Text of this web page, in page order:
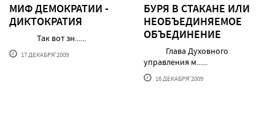
МИФ ДЕМОКРАТИИ -
ДИКТОКРАТИЯ
Так вот зн......
17 ДЕКАБРЯ'2009
БУРЯ В СТАКАНЕ ИЛИ
НЕОБЪЕДИНЯЕМОЕ
ОБЪЕДИНЕНИЕ
Глава Духовного
управления м......
16 ДЕКАБРЯ'2009